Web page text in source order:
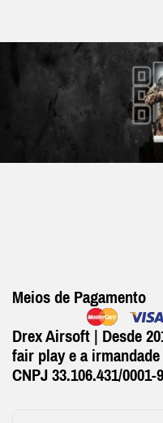
Meios de Pagamento
Drex Airsoft | Desde
fair play e a
CNPJ 33.106.431/0001-